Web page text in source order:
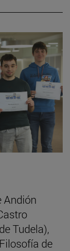
Andión
Tudela),
de